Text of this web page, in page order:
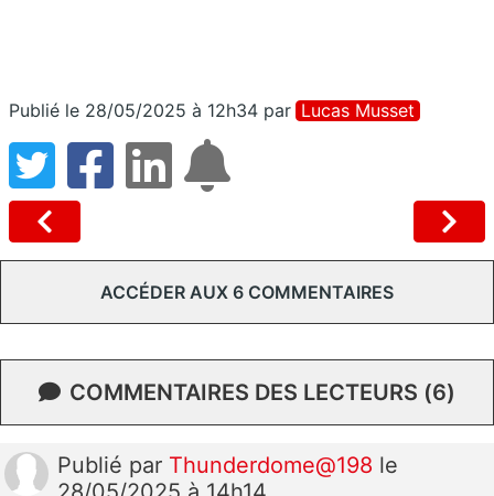
Publié le 28/05/2025 à 12h34 par Lucas Musset
ACCÉDER AUX 6 COMMENTAIRES
COMMENTAIRES DES LECTEURS (6)
Publié par Thunderdome@198 le